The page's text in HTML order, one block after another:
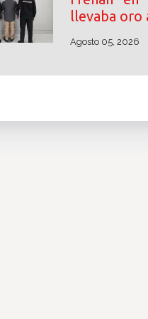
llevaba oro
Agosto 05, 2026